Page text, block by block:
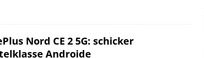
Nord CE 2 5G: schicker
Androide